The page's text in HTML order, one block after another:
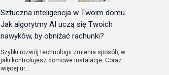
Sztuczna inteligencja w Twoim domu.
Jak algorytmy AI uczą się Twoich
nawyków, by obniżać rachunki?
Szybki rozwój technologii zmienia sposób, w
jaki kontrolujesz domowe instalacje. Coraz
więcej ur...